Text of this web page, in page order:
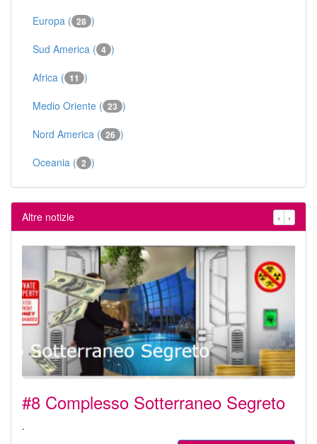
Europa ( 28 )
Sud America ( 4 )
Africa ( 11 )
Medio Oriente ( 23 )
Nord America ( 26 )
Oceania ( 2 )
Altre notizie ‹ ›
#8 Complesso Sotterraneo Segreto
.